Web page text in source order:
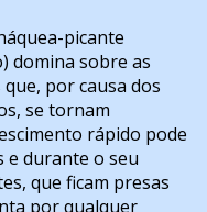
picante
domina sobre as
por causa dos
se tornam
rápido pode
e durante o seu
que ficam presas
por qualquer